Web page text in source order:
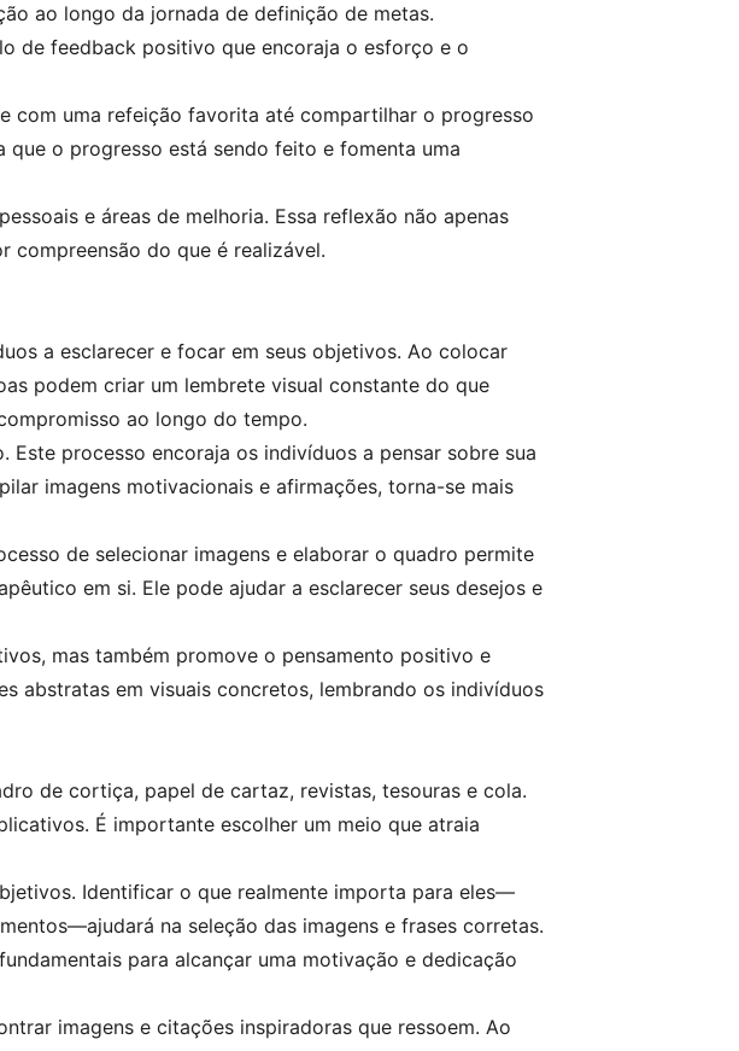
ao longo da jornada de definição de metas.
de feedback positivo que encoraja o esforço e o
com uma refeição favorita até compartilhar o progresso
o progresso está sendo feito e fomenta uma
e áreas de melhoria. Essa reflexão não apenas
compreensão do que é realizável.
a esclarecer e focar em seus objetivos. Ao colocar
podem criar um lembrete visual constante do que
ao longo do tempo.
processo encoraja os indivíduos a pensar sobre sua
imagens motivacionais e afirmações, torna-se mais
de selecionar imagens e elaborar o quadro permite
em si. Ele pode ajudar a esclarecer seus desejos e
mas também promove o pensamento positivo e
abstratas em visuais concretos, lembrando os indivíduos
de cortiça, papel de cartaz, revistas, tesouras e cola.
É importante escolher um meio que atraia
Identificar o que realmente importa para eles—
na seleção das imagens e frases corretas.
para alcançar uma motivação e dedicação
imagens e citações inspiradoras que ressoem. Ao